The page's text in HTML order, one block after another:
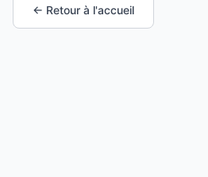
← Retour à l'accueil